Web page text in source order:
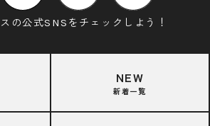
の公式SNSをチェックしよう！
NEW
新着一覧